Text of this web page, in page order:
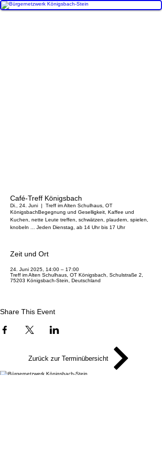
Café-Treff Königsbach
Di., 24. Juni
  |
Treff im Alten Schulhaus, OT
KönigsbachBegegnung und Geselligkeit, Kaffee und
Kuchen, nette Leute treffen, schwätzen, plaudern, spielen,
knobeln ... Jeden Dienstag, ab 14 Uhr bis 17 Uhr
Zeit und Ort
24. Juni 2025, 14:00 – 17:00
Treff im Alten Schulhaus, OT Königsbach, Schulstraße 2,
75203 Königsbach-Stein, Deutschland
Share This Event
Zurück zur Terminübersicht